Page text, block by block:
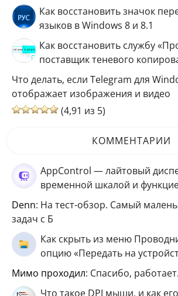
Как восстановить значок
языков в Windows 8 и 8.1
Как восстановить службу
поставщик теневого
Что делать, если Telegram для
отображает изображения и видео
(4,91 из 5)
КОММЕНТАРИИ
AppControl — лайтовый
временной шкалой и
Denn: На тест-обзор. Самый
задач с Б
Как скрыть из меню
опцию «Передать на
мимо проходил: Спасибо, работает.
Что такое DPI мыши, и как